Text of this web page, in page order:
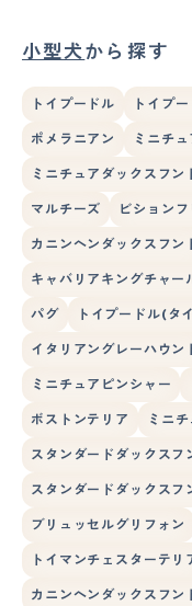
小型犬から探す
トイプードル トイプ
ポメラニアン ミニチ
ミニチュアダックスフン
マルチーズ ビション
カニンヘンダックスフン
キャバリアキングチャー
パグ トイプードル(タ
イタリアングレーハウン
ミニチュアピンシャー
ボストンテリア ミニ
スタンダードダックスフ
スタンダードダックスフ
ブリュッセルグリフォン
トイマンチェスターテリ
カニンヘンダックスフン